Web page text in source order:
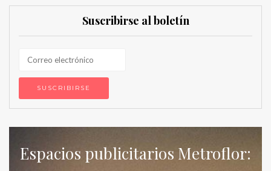
Suscribirse al boletín
Espacios publicitarios Metroflor: